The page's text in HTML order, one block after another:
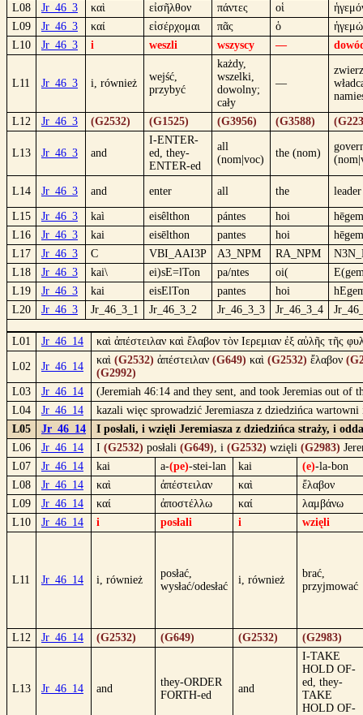
L08
Jr_46_3 καὶ εἰσῆλθον πάντες οἱ
L09
Jr_46_3 καί εἰσέρχομαι πᾶς ὁ
L10
Jr_46_3 i weszli wszyscy —
L11 Jr_46_3 i, również
wejść,
przybyć
każdy,
wszelki,
dowolny;
cały
—
L12 Jr_46_3 (G2532) (G1525) (G3956) (G3588)
L13 Jr_46_3 and
I-ENTER-
ed, they-
ENTER-ed
all
(nom|voc)
the (nom)
L14 Jr_46_3 and enter all the leader
L15 Jr_46_3 kaì eisêlthon pántes hoi
L16
Jr_46_3 kai eisēlthon pantes hoi
L17
Jr_46_3 C VBI_AAI3P A3_NPM RA_NPM
L18
Jr_46_3 kai\ ei)sE=lTon pa/ntes oi(
L19
Jr_46_3 kai eisElTon pantes hoi
L20
Jr_46_3 Jr_46_3_1 Jr_46_3_2 Jr_46_3_3 Jr_46_3_4
L01 Jr_46_14 καὶ ἀπέστειλαν καὶ ἔλαβον τὸν Ιερεμιαν ἐξ αὐλῆς τῆς
L02 Jr_46_14
καὶ (G2532) ἀπέστειλαν (G649) καὶ (G2532) ἔλαβον
(G2992)
L03
Jr_46_14
(Jeremiah 46:14 and they sent, and took Jeremias out
L04
Jr_46_14
kazali więc sprowadzić Jeremiasza z dziedzińca
L05
Jr_46_14
I posłali, i wzięli Jeremiasza z dziedzińca straży, i
L06
Jr_46_14 I (G2532) posłali (G649), i (G2532) wzięli (G2983)
L07
Jr_46_14 kai a-(pe)-stei-lan kai (e)-la-bon
L08
Jr_46_14 καὶ ἀπέστειλαν καὶ
ἔλαβον
L09
Jr_46_14 καί ἀποστέλλω καί
λαμβάνω
L10
Jr_46_14 i posłali i wzięli
L11 Jr_46_14 i, również
posłać,
wysłać/odesłać
i, również
brać,
przyjmować
L12 Jr_46_14 (G2532) (G649) (G2532) (G2983)
L13 Jr_46_14 and
they-ORDER
FORTH-ed
and
I-TAKE
HOLD OF-
ed, they-
TAKE
HOLD OF-